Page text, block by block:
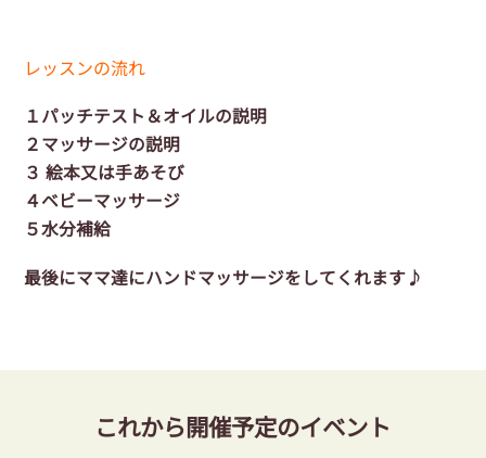
レッスンの流れ
１パッチテスト＆オイルの説明
２マッサージの説明
３ 絵本又は手あそび
４ベビーマッサージ
５水分補給
最後にママ達にハンドマッサージをしてくれます♪
これから開催予定のイベント